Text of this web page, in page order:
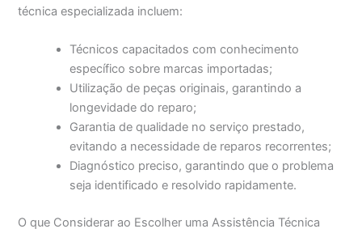
técnica especializada incluem:
Técnicos capacitados com conhecimento
específico sobre marcas importadas;
Utilização de peças originais, garantindo a
longevidade do reparo;
Garantia de qualidade no serviço prestado,
evitando a necessidade de reparos recorrentes;
Diagnóstico preciso, garantindo que o problema
seja identificado e resolvido rapidamente.
O que Considerar ao Escolher uma Assistência Técnica